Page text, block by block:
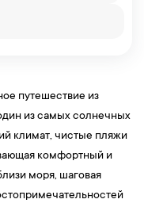
путешествие из
из самых солнечных
климат, чистые пляжи
комфортный и
моря, шаговая